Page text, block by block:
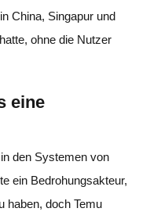
China, Singapur und
ohne die Nutzer
eine
den Systemen von
ein Bedrohungsakteur,
haben, doch Temu